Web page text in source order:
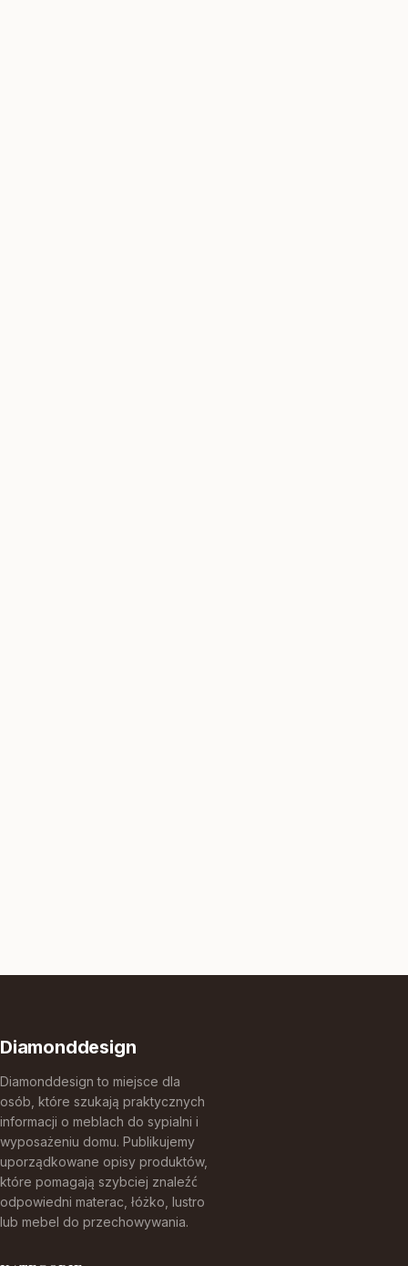
Diamonddesign
Diamonddesign to miejsce dla
osób, które szukają praktycznych
informacji o meblach do sypialni i
wyposażeniu domu. Publikujemy
uporządkowane opisy produktów,
które pomagają szybciej znaleźć
odpowiedni materac, łóżko, lustro
lub mebel do przechowywania.